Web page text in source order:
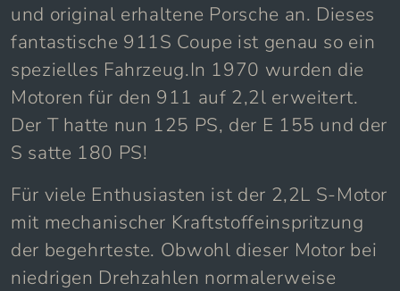
und original erhaltene Porsche an. Dieses
fantastische 911S Coupe ist genau so ein
spezielles Fahrzeug.In 1970 wurden die
Motoren für den 911 auf 2,2l erweitert.
Der T hatte nun 125 PS, der E 155 und der
S satte 180 PS!
Für viele Enthusiasten ist der 2,2L S-Motor
mit mechanischer Kraftstoffeinspritzung
der begehrteste. Obwohl dieser Motor bei
niedrigen Drehzahlen normalerweise